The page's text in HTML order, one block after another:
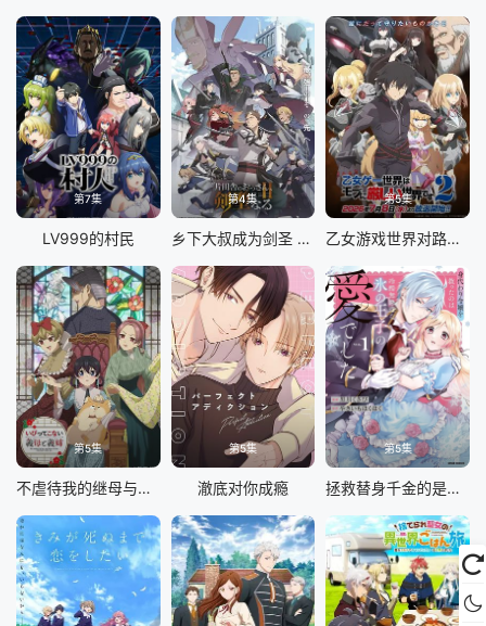
第7集
LV999的村民
第4集
乡下大叔成为剑圣 第二季
第5集
乙女游戏世界对路人角色很不友好 第二季
第5集
不虐待我的继母与继姐
第5集
澈底对你成瘾
第5集
拯救替身千金的是冷酷无情冰之王子的爱